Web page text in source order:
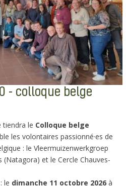
- colloque belge
tiendra le Colloque belge
les volontaires passionné·es de
: le Vleermuizenwerkgroep
et le Cercle Chauves-
le dimanche 11 octobre 2026 à